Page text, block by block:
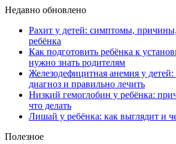
Недавно обновлено
Рахит у детей: симптомы,
ребёнка
Как подготовить ребёнка к
нужно знать родителям
Железодефицитная анемия у детей:
диагноз и правильно лечить
Низкий гемоглобин у ребёнка:
что делать
Лишай у ребёнка: как выглядит и
Полезное